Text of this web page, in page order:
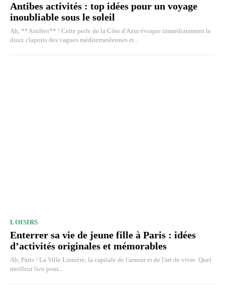
Antibes activités : top idées pour un voyage
inoubliable sous le soleil
Ah, **Antibes** ! Cette perle de la Côte d'Azur évoque immédiatement le
doux clapotis des vagues méditerranéennes et...
LOISIRS
Enterrer sa vie de jeune fille à Paris : idées
d’activités originales et mémorables
Ah, Paris ! La Ville Lumière, la capitale de l'amour et de l'art de vivre. Quel
meilleur lieu pour...